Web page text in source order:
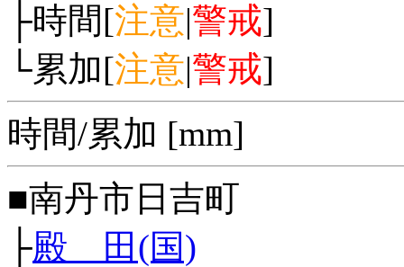
├時間[注意|警戒]
└累加[注意|警戒]
時間/累加 [mm]
■南丹市日吉町
├殿 田(国)